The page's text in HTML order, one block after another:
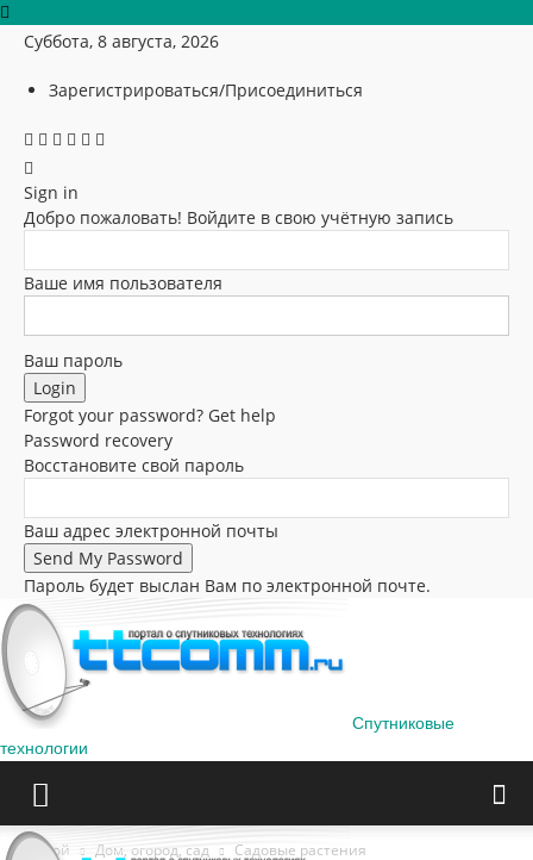
Суббота, 8 августа, 2026
Зарегистрироваться/Присоединиться
Sign in
Добро пожаловать! Войдите в свою учётную запись
Ваше имя пользователя
Ваш пароль
Forgot your password? Get help
Password recovery
Восстановите свой пароль
Ваш адрес электронной почты
Пароль будет выслан Вам по электронной почте.
Спутниковые
технологии
Домой Дом, огород, сад Садовые растения